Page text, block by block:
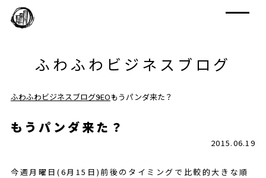
ふわふわビジネスブログ
ふわふわビジネスブログSEOもうパンダ来た？
もうパンダ来た？
2015.06.19
今週月曜日(6月15日)前後のタイミングで比較的大きな順